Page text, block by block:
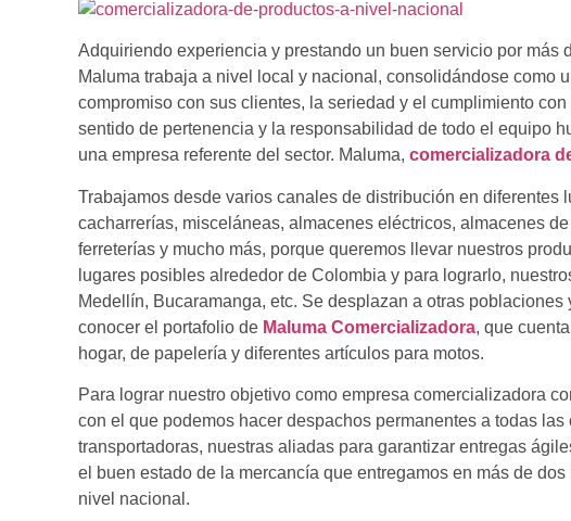
Adquiriendo experiencia y prestando un buen servicio por más
Maluma trabaja a nivel local y nacional, consolidándose como
compromiso con sus clientes, la seriedad y el cumplimiento
sentido de pertenencia y la responsabilidad de todo el equipo
una empresa referente del sector. Maluma, comercializadora
Trabajamos desde varios canales de distribución en diferentes
cacharrerías, misceláneas, almacenes eléctricos, almacenes
ferreterías y mucho más, porque queremos llevar nuestros
lugares posibles alrededor de Colombia y para lograrlo,
Medellín, Bucaramanga, etc. Se desplazan a otras
conocer el portafolio de Maluma Comercializadora, que
hogar, de papelería y diferentes artículos para motos.
Para lograr nuestro objetivo como empresa comercializadora
con el que podemos hacer despachos permanentes a todas
transportadoras, nuestras aliadas para garantizar entregas
el buen estado de la mercancía que entregamos en más de
nivel nacional.